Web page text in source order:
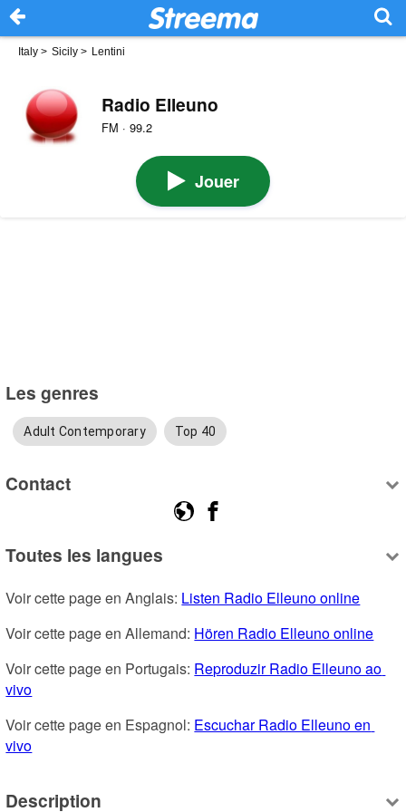
Italy > Sicily > Lentini
Radio Elleuno
FM · 99.2
Jouer
Les genres
Adult Contemporary Top 40
Contact
Toutes les langues
Voir cette page en Anglais: Listen Radio Elleuno online
Voir cette page en Allemand: Hören Radio Elleuno online
Voir cette page en Portugais: Reproduzir Radio Elleuno ao
vivo
Voir cette page en Espagnol: Escuchar Radio Elleuno en
vivo
Description